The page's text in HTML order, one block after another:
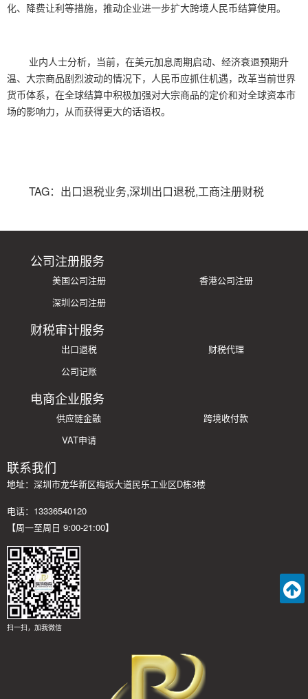
化、降费让利等措施，推动企业进一步扩大跨境人民币结算使用。
业内人士分析，当前，在美元加息周期启动、经济衰退预期升
温、大宗商品剧烈波动的情况下，人民币应抓住机遇，改革当前世界
货币体系，在全球结算中积极加强对大宗商品的定价和对全球资本市
场的影响力，从而获得更大的话语权。
TAG：出口退税业务,深圳出口退税,工商注册财税
公司注册服务
美国公司注册
香港公司注册
深圳公司注册
财税审计服务
出口退税
财税代理
公司记账
电商企业服务
供应链金融
跨境收付款
VAT申请
联系我们
地址：深圳市龙华新区梅坂大道民乐工业区D栋3楼
电话：13336540120
【周一至周日 9:00-21:00】
扫一扫，加我微信